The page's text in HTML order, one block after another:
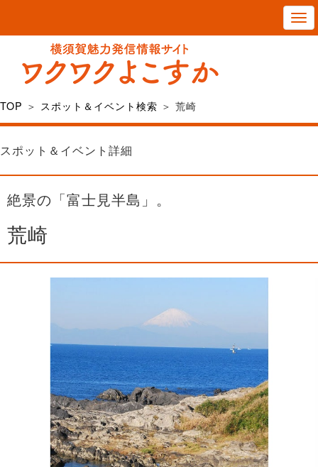
T
e
v
t
TOP ＞ スポット＆イベント検索 ＞ 荒崎
スポット＆イベント詳細
絶景の「富士見半島」。
荒崎